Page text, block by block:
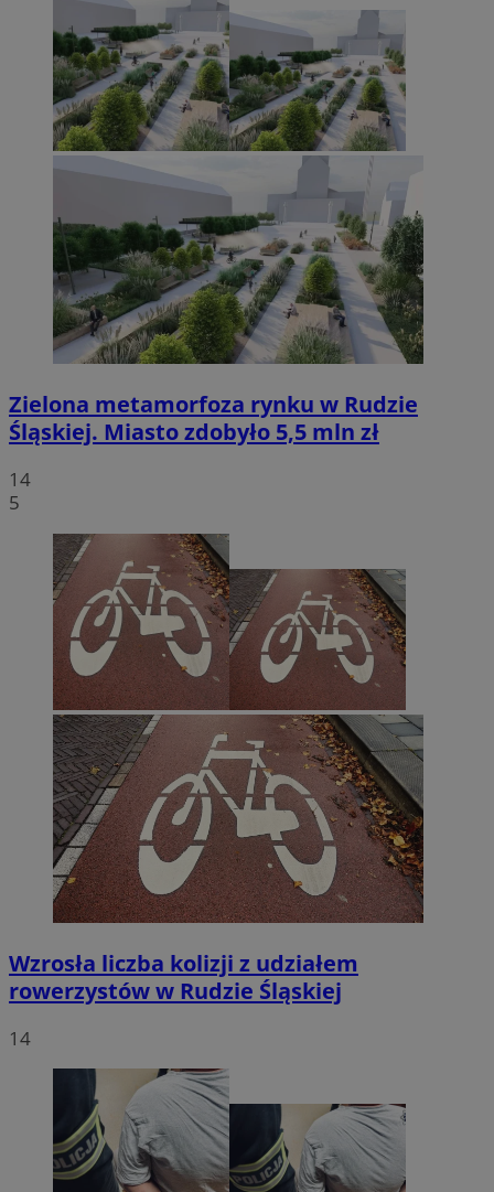
Zielona metamorfoza rynku w Rudzie
Śląskiej. Miasto zdobyło 5,5 mln zł
14
5
Wzrosła liczba kolizji z udziałem
rowerzystów w Rudzie Śląskiej
14